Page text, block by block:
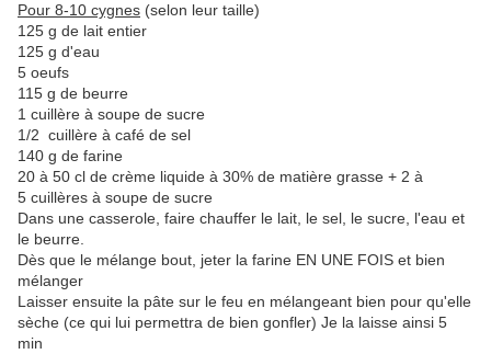
Pour 8-10 cygnes (selon leur taille)
125 g de lait entier
125 g d'eau
5 oeufs
115 g de beurre
1 cuillère à soupe de sucre
1/2 cuillère à café de sel
140 g de farine
20 à 50 cl de crème liquide à 30% de matière grasse + 2 à
5 cuillères à soupe de sucre
Dans une casserole, faire chauffer le lait, le sel, le sucre, l'eau et
le beurre.
Dès que le mélange bout, jeter la farine EN UNE FOIS et bien
mélanger
Laisser ensuite la pâte sur le feu en mélangeant bien pour qu'elle
sèche (ce qui lui permettra de bien gonfler) Je la laisse ainsi 5
min